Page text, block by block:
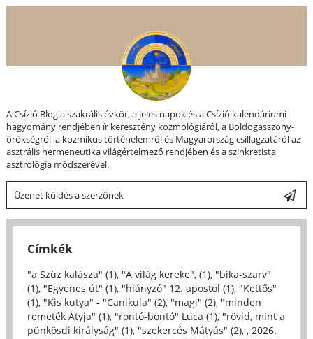
A Csízió Blog a szakrális évkör, a jeles napok és a Csízió kalendáriumi-
hagyomány rendjében ír keresztény kozmológiáról, a Boldogasszony-
örökségről, a kozmikus történelemről és Magyarország csillagzatáról az
asztrális hermeneutika világértelmező rendjében és a szinkretista
asztrológia módszerével.
Üzenet küldés a szerzőnek
Címkék
"a Szűz kalásza" (1), "A világ kereke", (1), "bika-szarv"
(1), "Egyenes út" (1), "hiányzó" 12. apostol (1), "Kettős"
(1), "Kis kutya" - "Canikula" (2), "magi" (2), "minden
remeték Atyja" (1), "rontó-bontó" Luca (1), "rövid, mint a
pünkösdi királyság" (1), "szekercés Mátyás" (2), , 2026.